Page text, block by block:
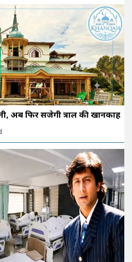
अब फिर सजेगी त्राल की खानकाह